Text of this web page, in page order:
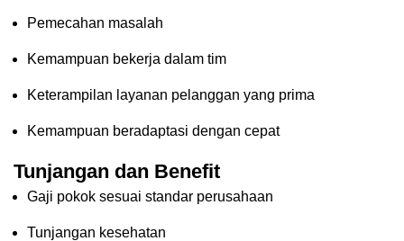
Pemecahan masalah
Kemampuan bekerja dalam tim
Keterampilan layanan pelanggan yang prima
Kemampuan beradaptasi dengan cepat
Tunjangan dan Benefit
Gaji pokok sesuai standar perusahaan
Tunjangan kesehatan